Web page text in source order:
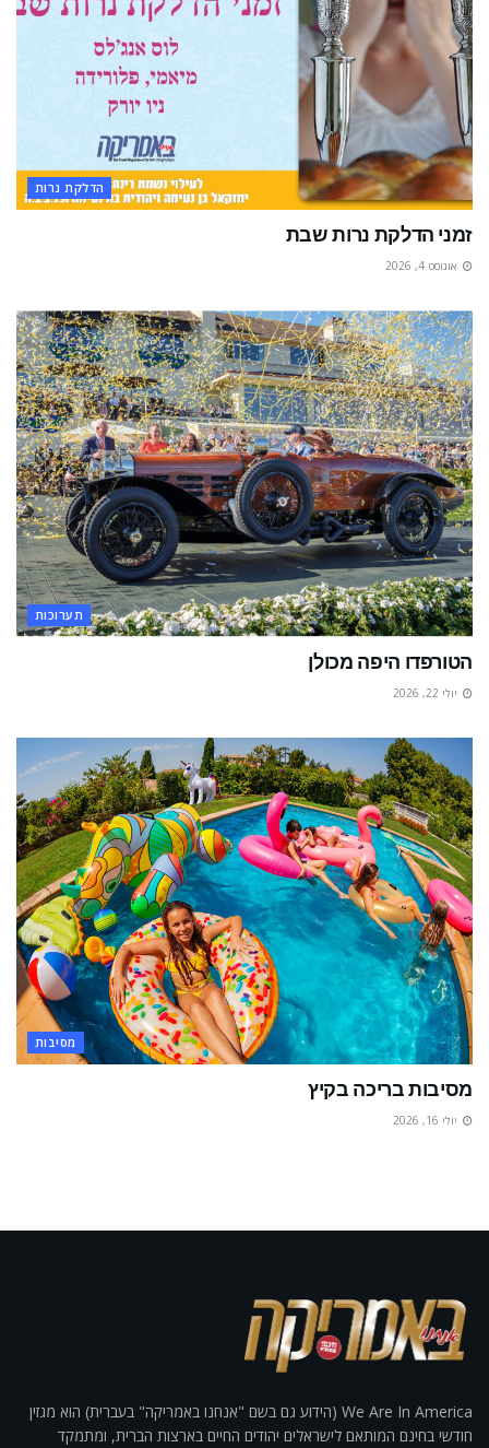
הדלקת נרות
זמני הדלקת נרות שבת
אוגוסט 4, 2026
תערוכות
הטורפדו היפה מכולן
יולי 22, 2026
מסיבות
מסיבות בריכה בקיץ
יולי 16, 2026
We Are In America (הידוע גם בשם "אנחנו באמריקה" בעברית) הוא מגזין
חודשי בחינם המותאם לישראלים יהודים החיים בארצות הברית, ומתמקד